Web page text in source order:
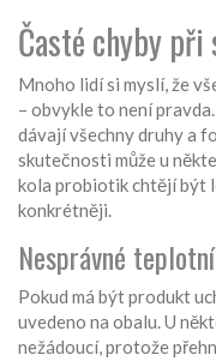
Časté chyby
Mnoho lidí si myslí, že
– obvykle to není
dávají všechny druhy a
skutečnosti může u
kola probiotik chtějí být
konkrétněji.
Nesprávné
Pokud má být produkt
uvedeno na obalu. U
nežádoucí, protože